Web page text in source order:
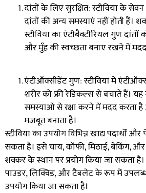
दांतों के लिए सुरक्षित: स्टीविया के
दांतों की अन्य समस्याएं नहीं होती हैं।
स्टीविया का एंटीबैक्टीरियल गुण
और मुँह की स्वच्छता बनाए रखने में
एंटीऑक्सीडेंट गुण: स्टीविया में
शरीर को फ्री रेडिकल्स से बचाते हैं। यह
समस्याओं से रक्षा करने में मदद करता
मजबूत बनाता है।
स्टीविया का उपयोग विभिन्न खाद्य पदार्थों
सकता है। इसे चाय,कॉफी,मिठाई,बेकिंग,और
शक्कर के स्थान पर प्रयोग किया जा सकता है।
पाउडर,लिक्विड,और टैबलेट के रूप में
उपयोग किया जा सकता है।